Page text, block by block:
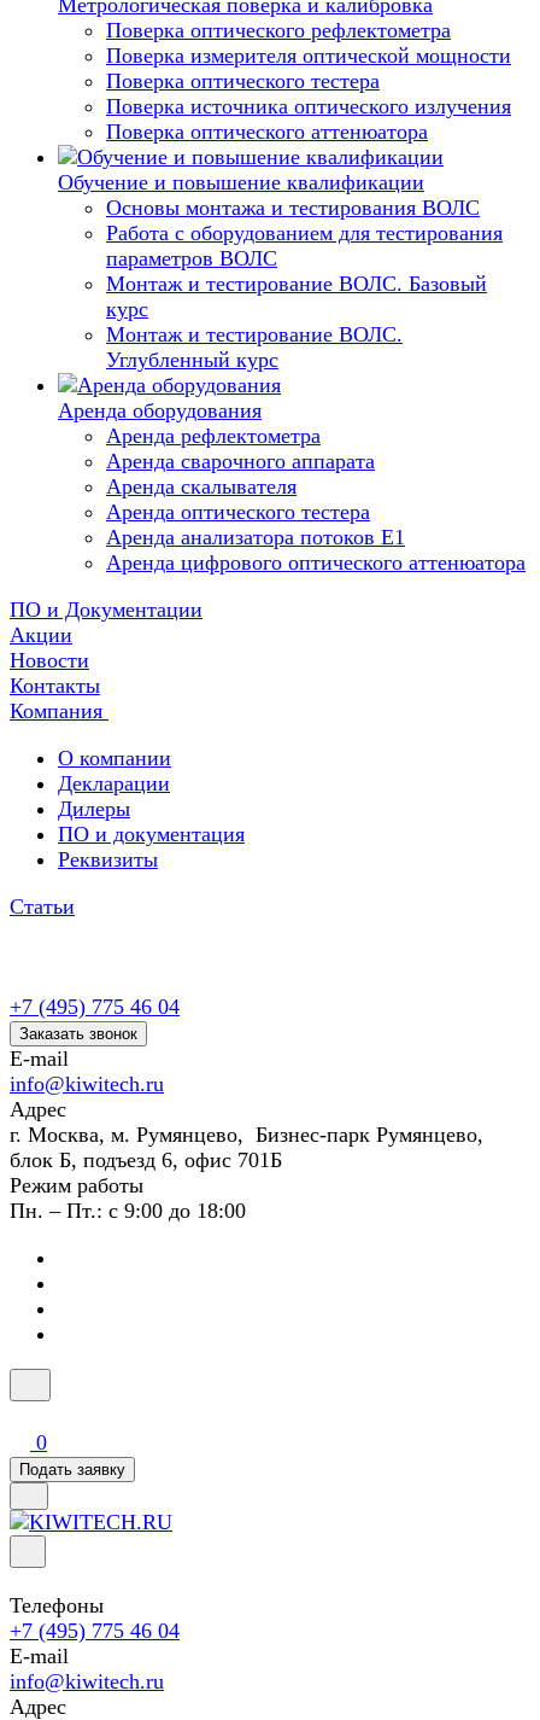
Метрологическая поверка и калибровка
Поверка оптического рефлектометра
Поверка измерителя оптической мощности
Поверка оптического тестера
Поверка источника оптического излучения
Поверка оптического аттенюатора
Обучение и повышение квалификации
Основы монтажа и тестирования ВОЛС
Работа с оборудованием для тестирования
параметров ВОЛС
Монтаж и тестирование ВОЛС. Базовый
курс
Монтаж и тестирование ВОЛС.
Углубленный курс
Аренда оборудования
Аренда рефлектометра
Аренда сварочного аппарата
Аренда скалывателя
Аренда оптического тестера
Аренда анализатора потоков Е1
Аренда цифрового оптического аттенюатора
ПО и Документации
Акции
Новости
Контакты
Компания
О компании
Декларации
Дилеры
ПО и документация
Реквизиты
Статьи
+7 (495) 775 46 04
Заказать звонок
E-mail
info@kiwitech.ru
Адрес
г. Москва, м. Румянцево, Бизнес-парк Румянцево,
блок Б, подъезд 6, офис 701Б
Режим работы
Пн. – Пт.: с 9:00 до 18:00
0
Подать заявку
Телефоны
+7 (495) 775 46 04
E-mail
info@kiwitech.ru
Адрес